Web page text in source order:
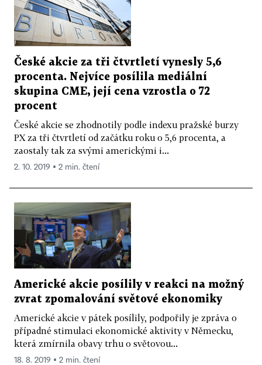
České akcie za tři čtvrtletí vynesly 5,6
procenta. Nejvíce posílila mediální
skupina CME, její cena vzrostla o 72
procent
České akcie se zhodnotily podle indexu pražské burzy
PX za tři čtvrtletí od začátku roku o 5,6 procenta, a
zaostaly tak za svými americkými i...
2. 10. 2019 ▪ 2 min. čtení
Americké akcie posílily v reakci na možný
zvrat zpomalování světové ekonomiky
Americké akcie v pátek posílily, podpořily je zpráva o
případné stimulaci ekonomické aktivity v Německu,
která zmírnila obavy trhu o světovou...
18. 8. 2019 ▪ 2 min. čtení